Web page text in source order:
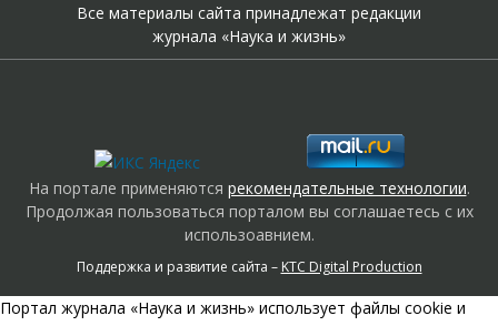
Все материалы сайта принадлежат редакции
журнала «Наука и жизнь»
На портале применяются рекомендательные технологии.
Продолжая пользоваться порталом вы соглашаетесь с их
использоавнием.
Поддержка и развитие сайта – KTC Digital Production
Портал журнала «Наука и жизнь» использует файлы cookie и